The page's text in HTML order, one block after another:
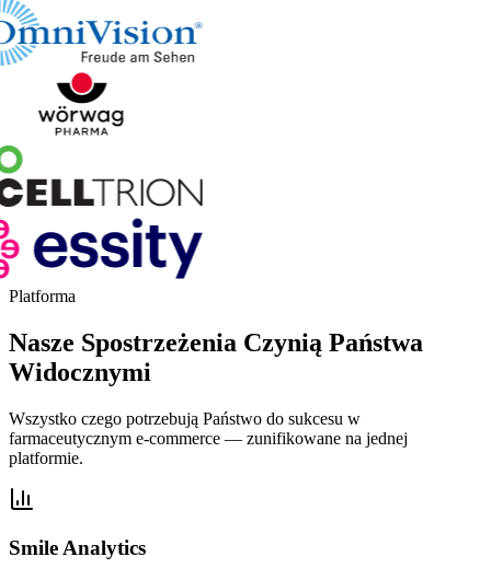
Platforma
Nasze Spostrzeżenia Czynią Państwa
Widocznymi
Wszystko czego potrzebują Państwo do sukcesu w
farmaceutycznym e-commerce — zunifikowane na jednej
platformie.
Smile Analytics